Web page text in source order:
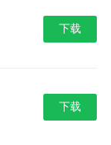
下载
下载